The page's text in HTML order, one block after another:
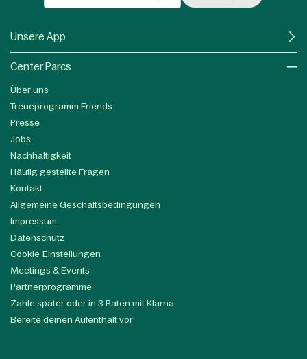
Unsere App
Center Parcs
Über uns
Treueprogramm Friends
Presse
Jobs
Nachhaltigkeit
Häufig gestellte Fragen
Kontakt
Allgemeine Geschäftsbedingungen
Impressum
Datenschutz
Cookie-Einstellungen
Meetings & Events
Partnerprogramme
Zahle später oder in 3 Raten mit Klarna
Bereite deinen Aufenthalt vor